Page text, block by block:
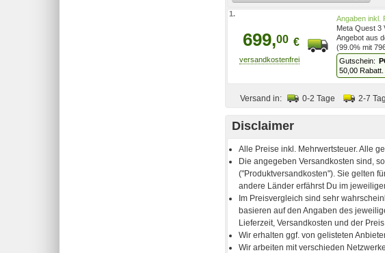
1.
699,00 €
Meta Quest 3
Reality OVP
Angebot aus
(99.0% mit
50,00 Rabatt.
Versand in: 0-2 Tage 2-7
Disclaimer